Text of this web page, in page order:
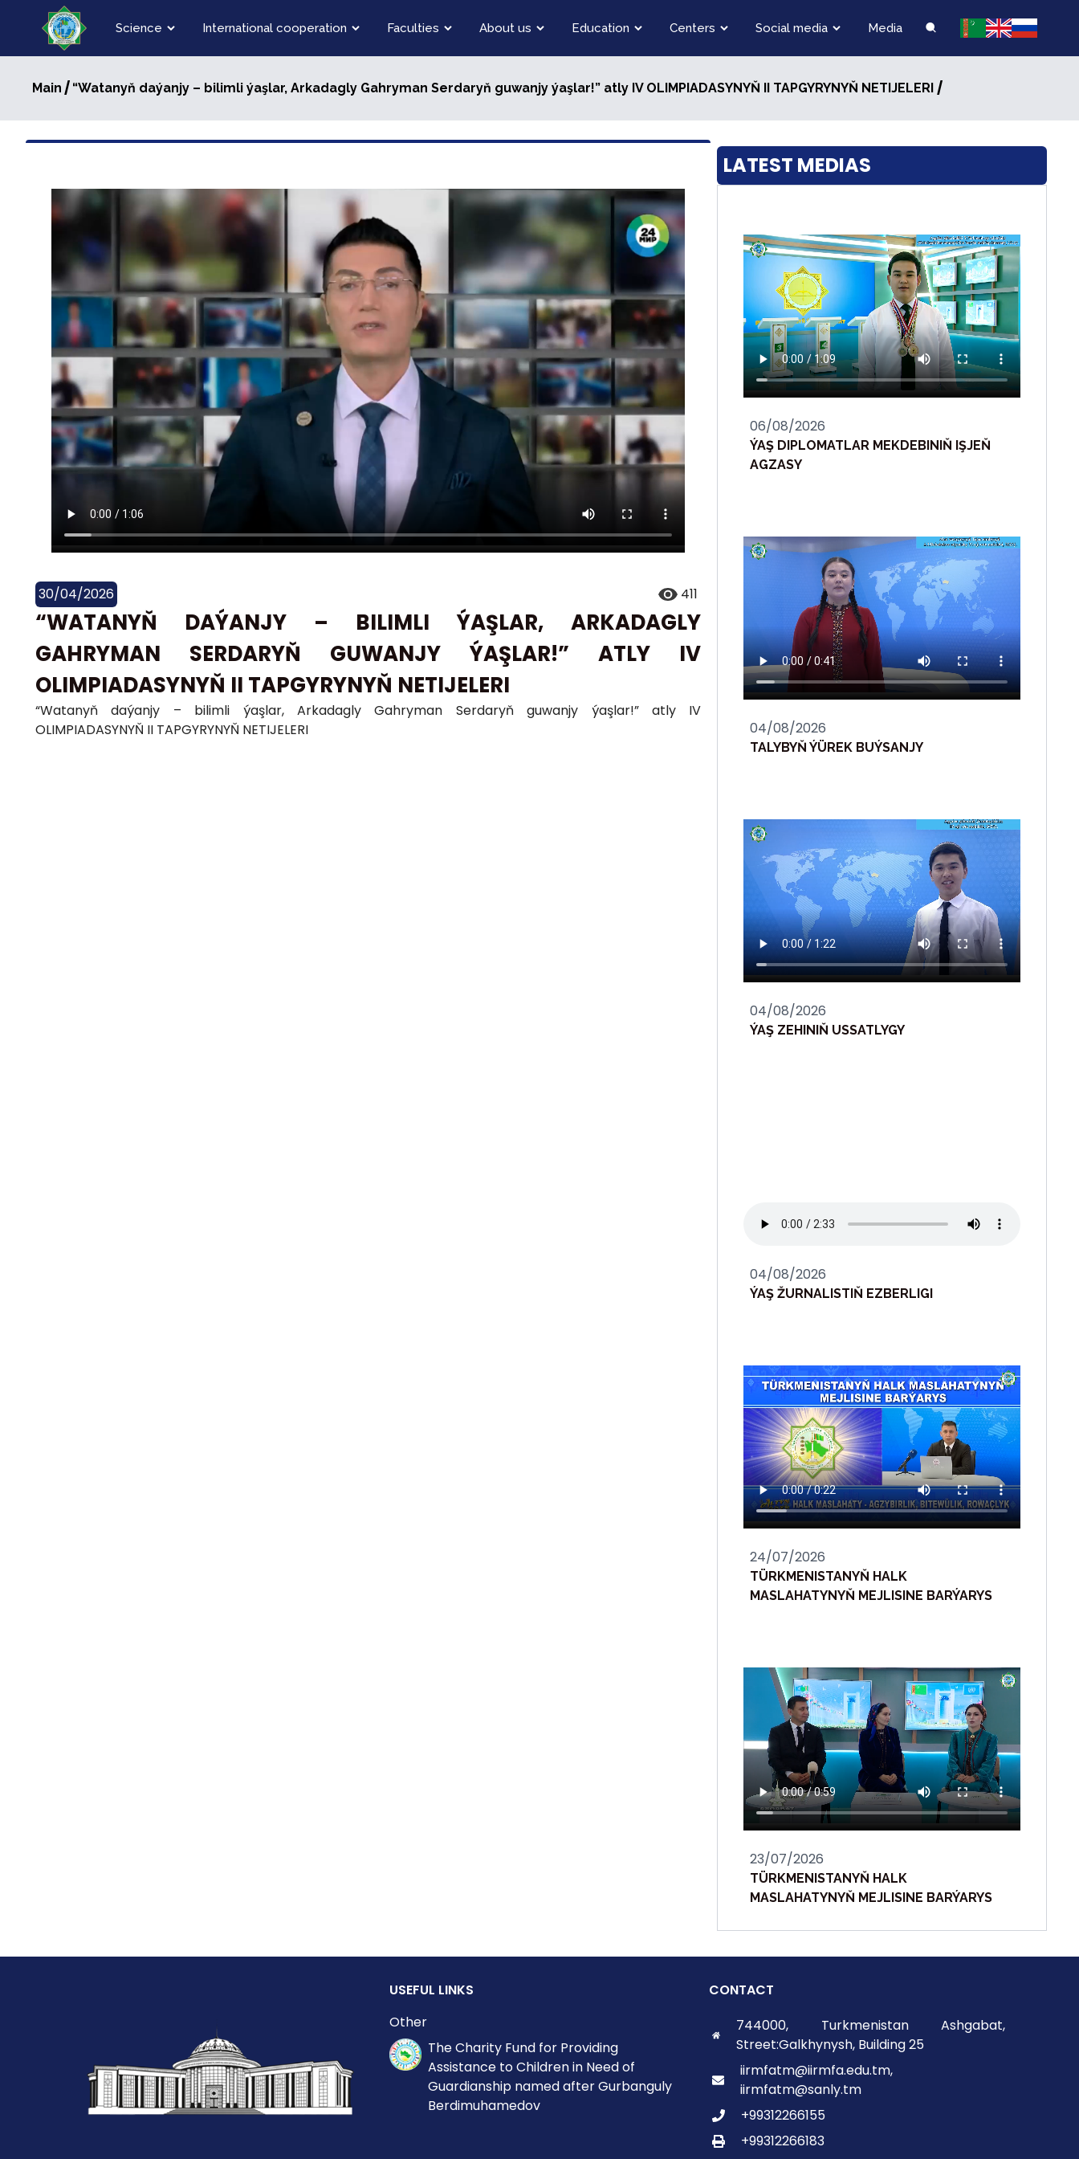
Science International cooperation Faculties About us Education Centers Social media Media
Main / “Watanyň daýanjy – bilimli ýaşlar, Arkadagly Gahryman Serdaryň guwanjy ýaşlar!” atly IV OLIMPIADASYNYŇ II TAPGYRYNYŇ NETIJELERI /
30/04/2026 411
“WATANYŇ DAÝANJY – BILIMLI ÝAŞLAR, ARKADAGLY
GAHRYMAN SERDARYŇ GUWANJY ÝAŞLAR!” ATLY IV
OLIMPIADASYNYŇ II TAPGYRYNYŇ NETIJELERI
“Watanyň daýanjy – bilimli ýaşlar, Arkadagly Gahryman Serdaryň guwanjy ýaşlar!” atly IV
OLIMPIADASYNYŇ II TAPGYRYNYŇ NETIJELERI
LATEST MEDIAS
06/08/2026
ÝAŞ DIPLOMATLAR MEKDEBINIŇ IŞJEŇ
AGZASY
04/08/2026
TALYBYŇ ÝÜREK BUÝSANJY
04/08/2026
ÝAŞ ZEHINIŇ USSATLYGY
04/08/2026
ÝAŞ ŽURNALISTIŇ EZBERLIGI
24/07/2026
TÜRKMENISTANYŇ HALK
MASLAHATYNYŇ MEJLISINE BARÝARYS
23/07/2026
TÜRKMENISTANYŇ HALK
MASLAHATYNYŇ MEJLISINE BARÝARYS
USEFUL LINKS
Other
The Charity Fund for Providing
Assistance to Children in Need of
Guardianship named after Gurbanguly
Berdimuhamedov
CONTACT
744000, Turkmenistan Ashgabat,
Street:Galkhynysh, Building 25
iirmfatm@iirmfa.edu.tm,
iirmfatm@sanly.tm
+99312266155
+99312266183